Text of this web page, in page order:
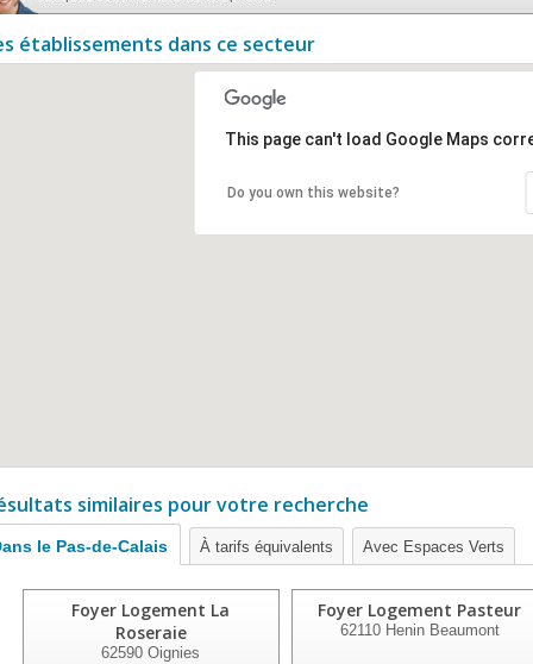
établissements dans ce secteur
This page can't load Google Maps
Do you own this website?
similaires pour votre recherche
le Pas-de-Calais À tarifs équivalents Avec Espaces Verts
Foyer Logement La
Roseraie
62590 Oignies
Foyer Logement Pasteur
62110Henin Beaumont